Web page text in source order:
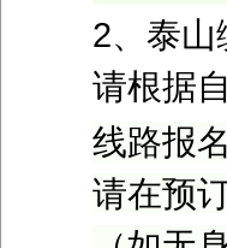
2、泰山
请根据
线路报
请在预